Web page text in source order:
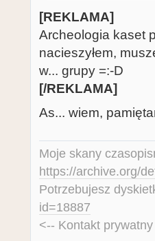
[REKLAMA]
Archeologia kaset
nacieszyłem,
w... grupy =:-D
[/REKLAMA]
As... wiem,
Moje skany
https://archive.org/
Potrzebujesz
id=18887
<-- Kontakt